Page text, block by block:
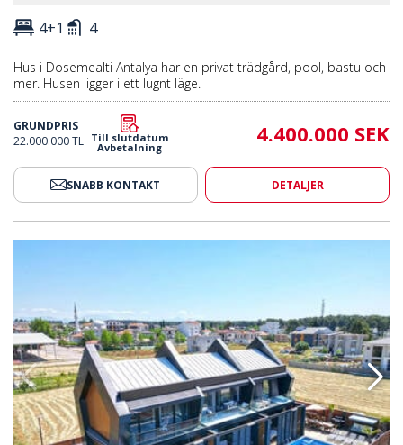
4+1 4
Hus i Dosemealti Antalya har en privat trädgård, pool, bastu och
mer. Husen ligger i ett lugnt läge.
GRUNDPRIS
22.000.000 TL Till slutdatum
Avbetalning
4.400.000 SEK
SNABB KONTAKT DETALJER